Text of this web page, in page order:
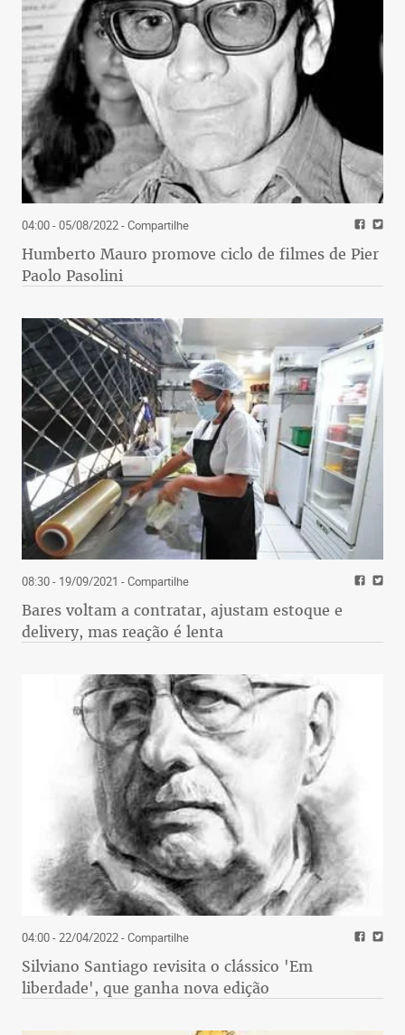
04:00 - 05/08/2022- Compartilhe
Humberto Mauro promove ciclo de filmes de Pier
Paolo Pasolini
08:30 - 19/09/2021 - Compartilhe
Bares voltam a contratar, ajustam estoque e
delivery, mas reação é lenta
04:00 - 22/04/2022- Compartilhe
Silviano Santiago revisita o clássico 'Em
liberdade', que ganha nova edição